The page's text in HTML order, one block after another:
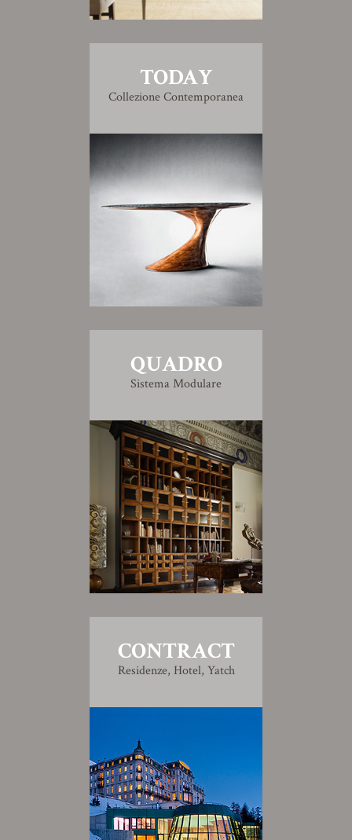
TODAY
Collezione Contemporanea
QUADRO
Sistema Modulare
CONTRACT
Residenze, Hotel, Yatch